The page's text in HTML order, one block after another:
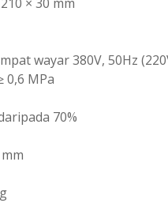
wayar 380V, 50Hz
0,6 MPa
70%